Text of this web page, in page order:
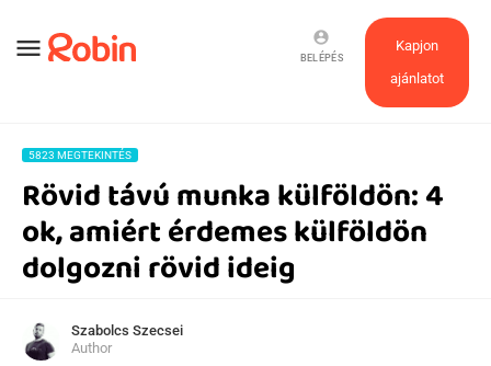
menu
Kapjon
ajánlatot
account_circle
BELÉPÉS
5823 MEGTEKINTÉS
Rövid távú munka külföldön: 4
ok, amiért érdemes külföldön
dolgozni rövid ideig
Szabolcs Szecsei
Author